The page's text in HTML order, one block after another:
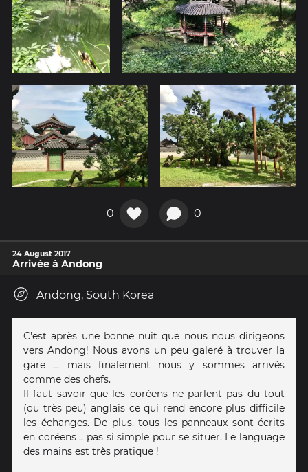
0 0
24 August 2017
Arrivée à Andong
Andong, South Korea
C'est après une bonne nuit que nous nous dirigeons
vers Andong! Nous avons un peu galeré à trouver la
gare ... mais finalement nous y sommes arrivés
comme des chefs.
Il faut savoir que les coréens ne parlent pas du tout
(ou très peu) anglais ce qui rend encore plus difficile
les échanges. De plus, tous les panneaux sont écrits
en coréens .. pas si simple pour se situer. Le language
des mains est très pratique !